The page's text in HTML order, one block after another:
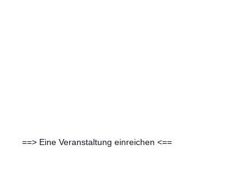
==> Eine Veranstaltung einreichen <==